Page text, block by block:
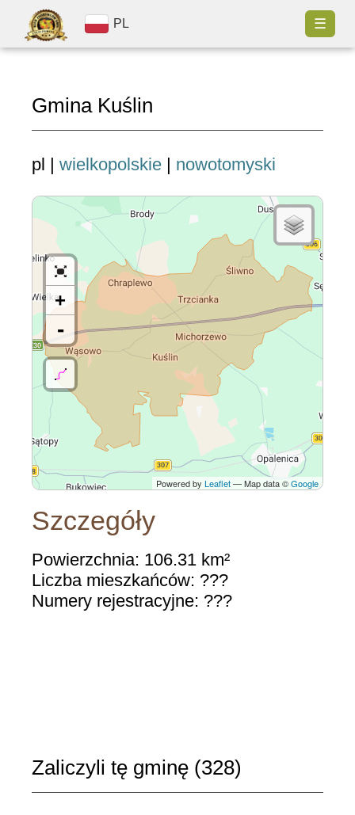
PL ☰
Gmina Kuślin
pl | wielkopolskie | nowotomyski
+
-
Powered by Leaflet— Map data ©Google
Szczegóły
Powierzchnia: 106.31 km²
Liczba mieszkańców: ???
Numery rejestracyjne: ???
Zaliczyli tę gminę (328)